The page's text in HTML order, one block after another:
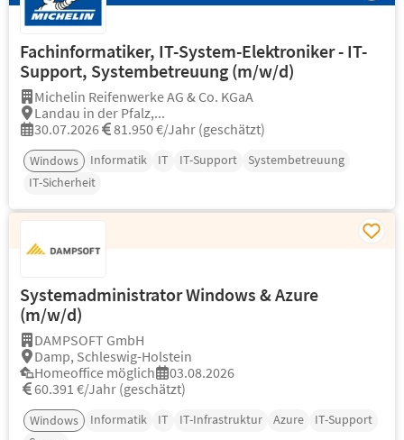
Fachinformatiker, IT-System-Elektroniker - IT-
Support, Systembetreuung (m/w/d)
Michelin Reifenwerke AG & Co. KGaA
Landau in der Pfalz,...
30.07.2026
81.950 €/Jahr (geschätzt)
Windows Informatik IT IT-Support
Systembetreuung
IT-Sicherheit
Systemadministrator Windows & Azure
(m/w/d)
DAMPSOFT GmbH
Damp, Schleswig-Holstein
Homeoffice möglich
03.08.2026
60.391 €/Jahr (geschätzt)
Windows Informatik IT IT-Infrastruktur Azure
IT-Support